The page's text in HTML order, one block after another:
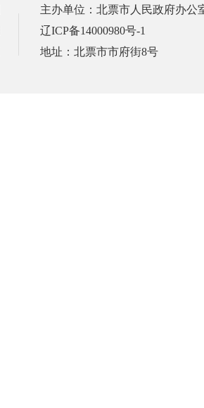
主办单位：北票市人民政府办公
辽ICP备14000980号-1
地址：北票市市府街8号